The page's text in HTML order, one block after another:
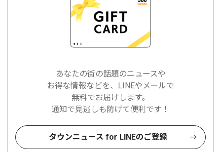
あなたの街の話題のニュースや
お得な情報などを、LINEやメールで
無料でお届けします。
通知で見逃しも防げて便利です！
タウンニュース for LINEのご登録